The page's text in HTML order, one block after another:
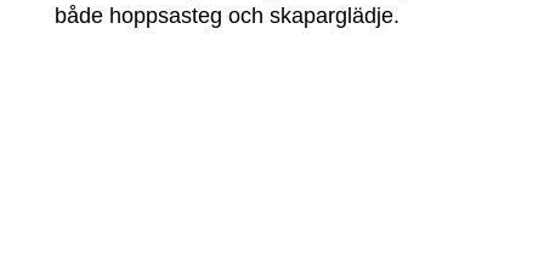
både hoppsasteg och skaparglädje.